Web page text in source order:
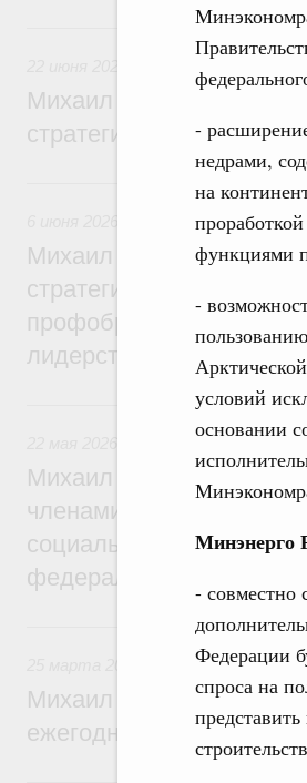
-
недрами,
на
функциями
-
условий
основании
Минэнерго
- совместно
Федерации
спроса на
22
Михаил Мишустин дал
стратегической
Высшее,
Михаил Мишустин дал
стратегической сессии
профобразования для
лидерства
Михаил Мишустин дал
членами
социально-
федерального округа
Отчёты
Михаил Мишустин
ежегодного отчёта